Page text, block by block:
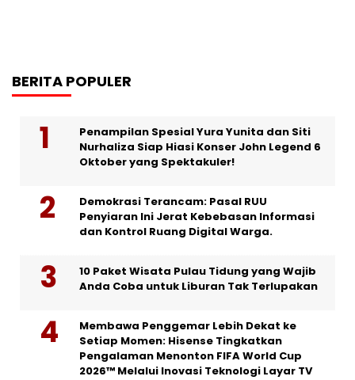
BERITA POPULER
Penampilan Spesial Yura Yunita dan Siti
Nurhaliza Siap Hiasi Konser John Legend 6
Oktober yang Spektakuler!
Demokrasi Terancam: Pasal RUU
Penyiaran Ini Jerat Kebebasan Informasi
dan Kontrol Ruang Digital Warga.
10 Paket Wisata Pulau Tidung yang Wajib
Anda Coba untuk Liburan Tak Terlupakan
Membawa Penggemar Lebih Dekat ke
Setiap Momen: Hisense Tingkatkan
Pengalaman Menonton FIFA World Cup
2026™ Melalui Inovasi Teknologi Layar TV